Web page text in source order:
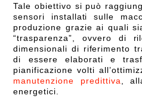
Tale obiettivo si può
sensori installati sulle
produzione grazie ai quali
“trasparenza”, ovvero di
dimensionali di riferimento
di essere elaborati e
pianificazione volti
manutenzione predittiva ,
energetici.